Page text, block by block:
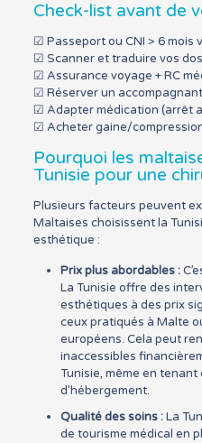
Check-list avant de
☑ Passeport ou CNI > 6 mois
☑ Scanner et traduire vos
☑ Assurance voyage + RC
☑ Réserver un
☑ Adapter médication (arrêt
☑ Acheter gaine/
Pourquoi les
Tunisie pour une
Plusieurs facteurs peuvent
Maltaises choisissent la
esthétique :
Prix plus abordables :
La Tunisie offre des
esthétiques à des prix
ceux pratiqués à Malte
européens. Cela peut
inaccessibles
Tunisie, même en
d’hébergement.
Qualité des soins :La
de tourisme médical en